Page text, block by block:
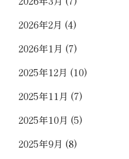
2026年2月 (4)
2026年1月 (7)
2025年12月 (10)
2025年11月 (7)
2025年10月 (5)
2025年9月 (8)